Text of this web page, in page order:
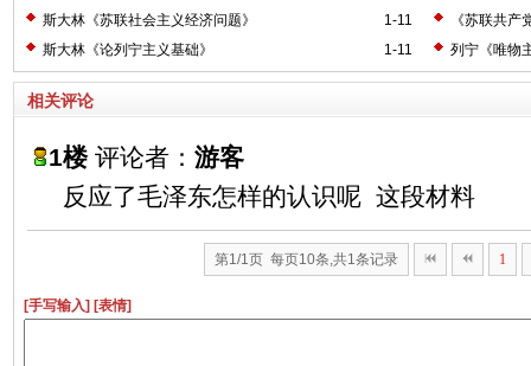
1-11
斯大林《苏联社会主义经济问题》
《苏联共产
1-11
斯大林《论列宁主义基础》 列宁《唯物
相关评论
1楼评论者： 游客
反应了毛泽东怎样的认识呢 这段材料
第1/1页 每页10条,共1条记录 1
[手写输入] [表情]